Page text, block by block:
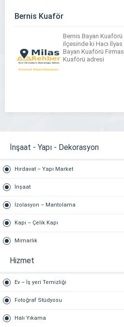
Bernis Kuaför
Bernis Bayan
ilçesinde ki Hacı
Bayan Kuaförü
Kuaförü adresi
İnşaat - Yapı - Dekorasyon
Hırdavat – Yapı Market
İnşaat
İzolasyon – Mantolama
Kapı – Çelik Kapı
Mimarlık
Hizmet
Ev – İş yeri Temizliği
Fotoğraf Stüdyosu
Halı Yıkama